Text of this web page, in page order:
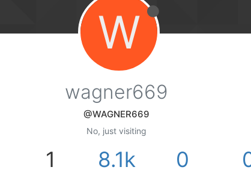
W
wagner669
@WAGNER669
No, just visiting
1 8.1k 0